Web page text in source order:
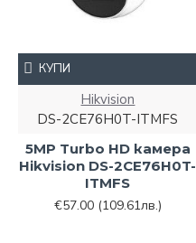
Hikvision
DS-2CE76H0T-ITMFS
5MP Turbo HD камера
Hikvision DS-2CE76H0T-
ITMFS
€57.00 (109.61лв.)
КУПИ